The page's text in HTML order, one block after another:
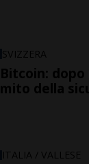
SVIZZERA
Bitcoin:
mito della
ITALIA / VALLESE